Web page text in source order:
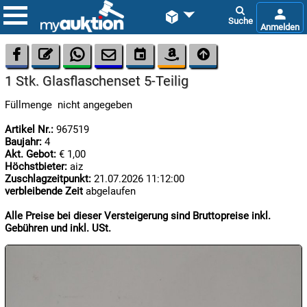
 

08.08:
1€

Chips
      
1 Stk. Glasflaschenset 5-Teilig
Füllmenge nicht angegeben
Artikel Nr.: 967519
Baujahr: 4
Akt. Gebot: € 1,00
Höchstbieter: aiz
Zuschlagzeitpunkt: 21.07.2026 11:12:00
verbleibende Zeit abgelaufen
Alle Preise bei dieser Versteigerung sind Bruttopreise inkl.
Gebühren und inkl. USt.